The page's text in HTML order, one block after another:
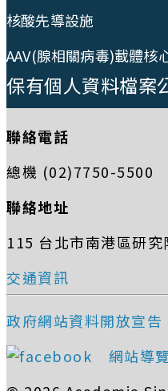
核酸先導設施
AAV(腺相關病毒)載體核
保有個人資料檔案
聯絡電話
總機 (02)7750-5500
聯絡地址
115 台北市南港區研
交通資訊
政府網站資料開放宣告
網站導